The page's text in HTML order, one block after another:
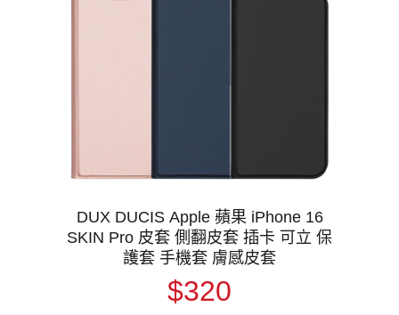
DUX DUCIS Apple 蘋果 iPhone 16
SKIN Pro 皮套 側翻皮套 插卡 可立 保
護套 手機套 膚感皮套
$320